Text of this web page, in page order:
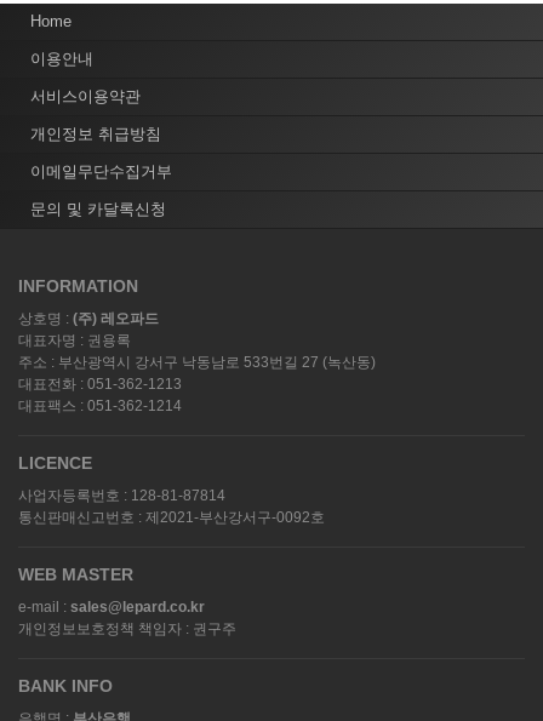
Home
이용안내
서비스이용약관
개인정보 취급방침
이메일무단수집거부
문의 및 카달록신청
INFORMATION
상호명 : (주) 레오파드
대표자명 : 권용록
주소 : 부산광역시 강서구 낙동남로 533번길 27 (녹산동)
대표전화 : 051-362-1213
대표팩스 : 051-362-1214
LICENCE
사업자등록번호 : 128-81-87814
통신판매신고번호 : 제2021-부산강서구-0092호
WEB MASTER
e-mail : sales@lepard.co.kr
개인정보보호정책 책임자 : 권구주
BANK INFO